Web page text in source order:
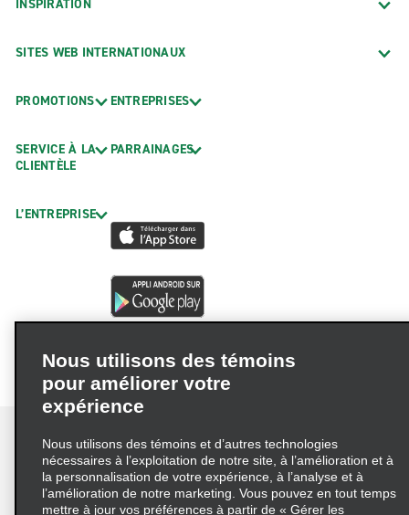
INSPIRATION
SITES WEB INTERNATIONAUX
PROMOTIONS
SERVICE À LA
CLIENTÈLE
L’ENTREPRISE
ENTREPRISES
PARRAINAGES
Conditions d’utilisation
Politique de confidentialité
Nous utilisons des témoins
pour améliorer votre
expérience
Nous utilisons des témoins et d’autres technologies
nécessaires à l’exploitation de notre site, à l’amélioration et à
la personnalisation de votre expérience, à l’analyse et à
l’amélioration de notre marketing. Vous pouvez en tout temps
mettre à jour vos préférences à partir de « Gérer les